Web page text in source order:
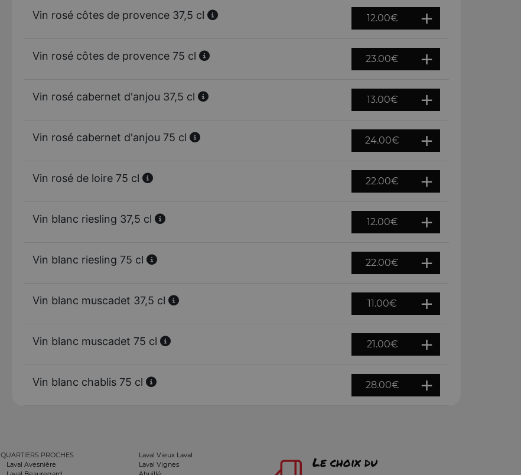
Vin rosé côtes de provence 37,5 cl 12.00€
Vin rosé côtes de provence 75 cl 23.00€
Vin rosé cabernet d'anjou 37,5 cl 13.00€
Vin rosé cabernet d'anjou 75 cl 24.00€
Vin rosé de loire 75 cl 22.00€
Vin blanc riesling 37,5 cl 12.00€
Vin blanc riesling 75 cl 22.00€
Vin blanc muscadet 37,5 cl 11.00€
Vin blanc muscadet 75 cl 21.00€
Vin blanc chablis 75 cl 28.00€
QUARTIERS PROCHES
Laval Avesnière
Laval Vieux Laval
Laval Vignes
Le choix du